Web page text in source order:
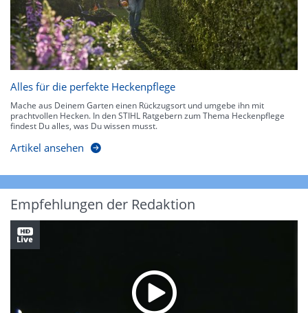
Alles für die perfekte Heckenpflege
Mache aus Deinem Garten einen Rückzugsort und umgebe ihn mit
prachtvollen Hecken. In den STIHL Ratgebern zum Thema Heckenpflege
findest Du alles, was Du wissen musst.
Artikel ansehen
Empfehlungen der Redaktion